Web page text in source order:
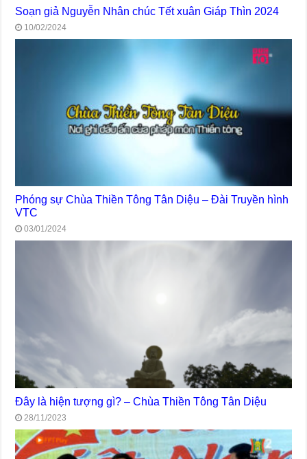
Soạn giả Nguyễn Nhân chúc Tết xuân Giáp Thìn 2024
10/02/2024
Phóng sự Chùa Thiền Tông Tân Diệu – Đài Truyền hình
VTC
03/01/2024
Đây là hiện tượng gì? – Chùa Thiền Tông Tân Diệu
28/11/2023